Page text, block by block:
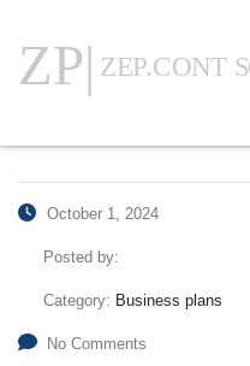
October 1, 2024
Posted by:
Category: Business plans
No Comments